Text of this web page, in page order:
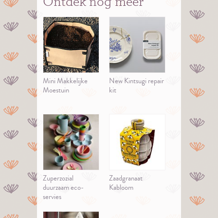
Mini Makkelijke
Moestuin
New Kintsugi repair
kit
Zuperzozial
duurzaam eco-
servies
Zaadgranaat
Kabloom